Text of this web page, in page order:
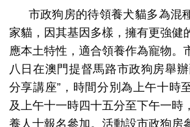
市政狗房的待領養犬貓多為混
家貓，因其基因多樣，擁有更強健
應本土特性，適合領養作為寵物。
八日在澳門提督馬路市政狗房舉
分享講座”，時間分別為上午十時
及上午十一時四十五分至下午一時
養人士報名參加。活動設市政狗房